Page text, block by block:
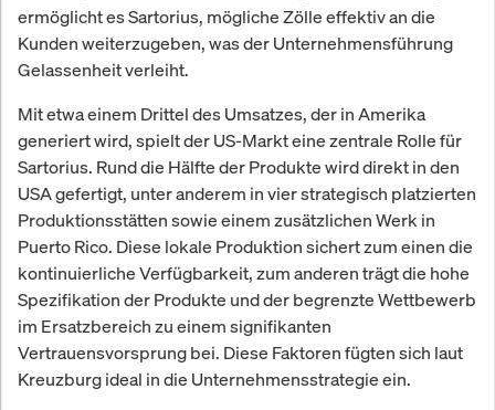
ermöglicht es Sartorius, mögliche Zölle effektiv an die
Kunden weiterzugeben, was der Unternehmensführung
Gelassenheit verleiht.
Mit etwa einem Drittel des Umsatzes, der in Amerika
generiert wird, spielt der US-Markt eine zentrale Rolle für
Sartorius. Rund die Hälfte der Produkte wird direkt in den
USA gefertigt, unter anderem in vier strategisch platzierten
Produktionsstätten sowie einem zusätzlichen Werk in
Puerto Rico. Diese lokale Produktion sichert zum einen die
kontinuierliche Verfügbarkeit, zum anderen trägt die hohe
Spezifikation der Produkte und der begrenzte Wettbewerb
im Ersatzbereich zu einem signifikanten
Vertrauensvorsprung bei. Diese Faktoren fügten sich laut
Kreuzburg ideal in die Unternehmensstrategie ein.